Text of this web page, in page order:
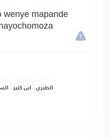
wenye mapande
ابن كثير الطبري